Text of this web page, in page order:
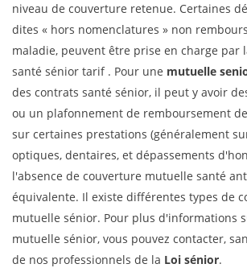
niveau de couverture retenue. Certaines
dites « hors nomenclatures » non
maladie, peuvent être prise en charge par
santé sénior tarif . Pour une mutuelle
des contrats santé sénior, il peut y avoir
ou un plafonnement de remboursement
sur certaines prestations (généralement
optiques, dentaires, et dépassements
l'absence de couverture mutuelle santé
équivalente. Il existe différentes types de
mutuelle sénior. Pour plus d'informations
mutuelle sénior, vous pouvez contacter,
de nos professionnels de la Loi sénior.